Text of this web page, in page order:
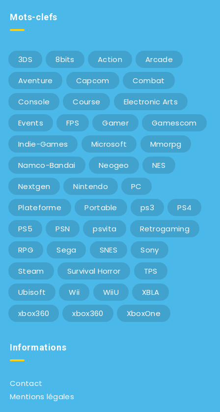
Mots-clefs
3DS 8bits Action Arcade
Aventure Capcom Combat
Console Course Electronic Arts
Events FPS Gamer Gamescom
Indie-Games Microsoft Mmorpg
Namco-Bandai Neogeo NES
Nextgen Nintendo PC
Plateforme Portable ps3 PS4
PS5 PSN psvita Retrogaming
RPG Sega SNES Sony
Steam Survival Horror TPS
Ubisoft Wii WiiU XBLA
xbox360 xbox360 XboxOne
Informations
Contact
Mentions légales